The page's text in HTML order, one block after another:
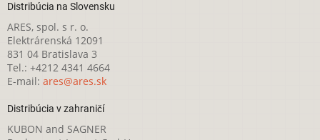
Distribúcia na Slovensku
ARES, spol. s r. o.
Elektrárenská 12091
831 04 Bratislava 3
Tel.: +4212 4341 4664
E-mail: ares@ares.sk
Distribúcia v zahraničí
KUBON and SAGNER